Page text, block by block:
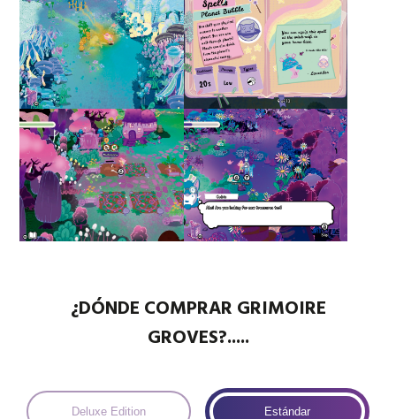
¿DÓNDE COMPRAR GRIMOIRE
GROVES?.....
Deluxe Edition Estándar